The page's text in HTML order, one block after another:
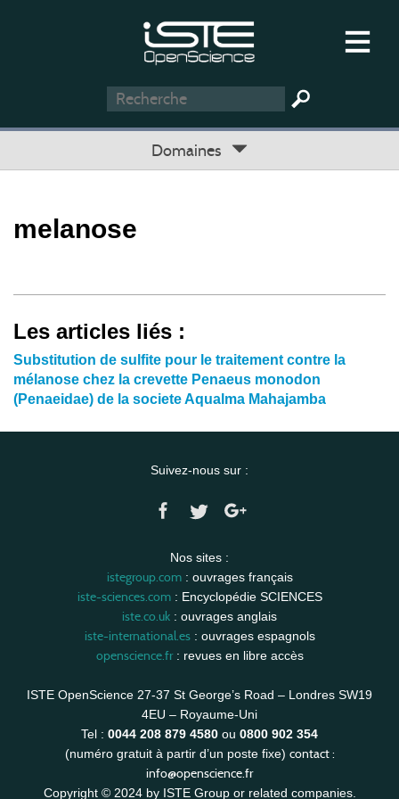
Domaines
melanose
Les articles liés :
Substitution de sulfite pour le traitement contre la
mélanose chez la crevette Penaeus monodon
(Penaeidae) de la societe Aqualma Mahajamba
Suivez-nous sur :
Nos sites :
istegroup.com: ouvrages français
iste-sciences.com: Encyclopédie SCIENCES
iste.co.uk : ouvrages anglais
iste-international.es: ouvrages espagnols
openscience.fr: revues en libre accès
ISTE OpenScience 27-37 St George’s Road – Londres SW19
4EU – Royaume-Uni
Tel : 0044 208 879 4580 ou 0800 902 354
(numéro gratuit à partir d’un poste fixe) contact :
info@openscience.fr
Copyright © 2024 by ISTE Group or related companies.